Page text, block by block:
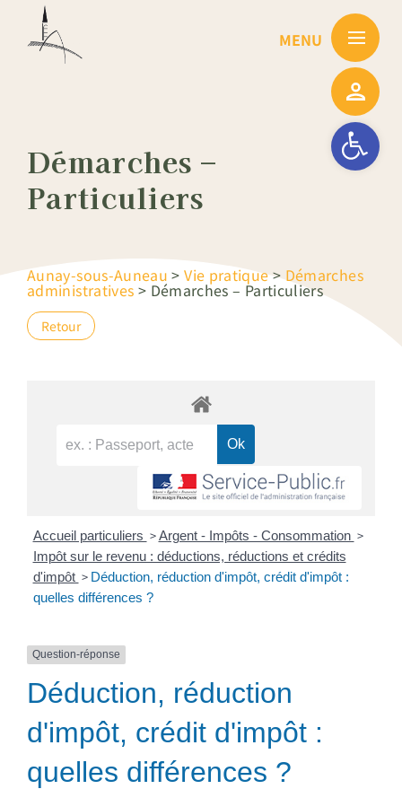
Ouvrir la
Démarches –
Particuliers
Aunay-sous-Auneau >Vie pratique>Démarches
administratives > Démarches – Particuliers
Retour
Accueil particuliers > Argent - Impôts - Consommation >
Impôt sur le revenu : déductions, réductions et crédits
d'impôt > Déduction, réduction d'impôt, crédit d'impôt :
quelles différences ?
Question-réponse
Déduction, réduction
d'impôt, crédit d'impôt :
quelles différences ?